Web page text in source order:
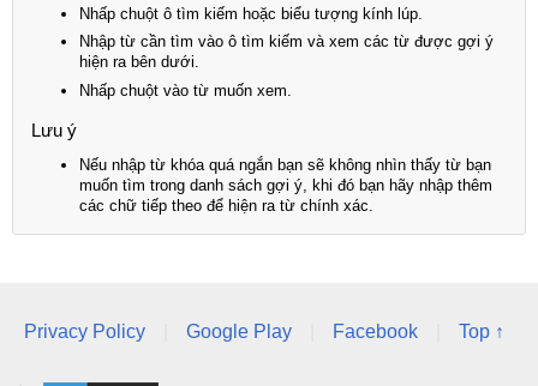
Nhấp chuột ô tìm kiếm hoặc biểu tượng kính lúp.
Nhập từ cần tìm vào ô tìm kiếm và xem các từ được gợi ý
hiện ra bên dưới.
Nhấp chuột vào từ muốn xem.
Lưu ý
Nếu nhập từ khóa quá ngắn bạn sẽ không nhìn thấy từ bạn
muốn tìm trong danh sách gợi ý, khi đó bạn hãy nhập thêm
các chữ tiếp theo để hiện ra từ chính xác.
Privacy Policy Google Play Facebook Top ↑